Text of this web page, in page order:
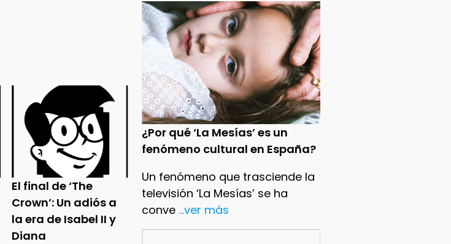
¿Por qué ‘La Mesías’ es un
fenómeno cultural en España?
Un fenómeno que trasciende la
televisión ‘La Mesías’ se ha
conve ...ver más
El final de ‘The
Crown’: Un adiós a
la era de Isabel II y
Diana